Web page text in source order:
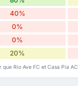
40%
0%
0%
20%
Rio Ave FC et Casa Pia